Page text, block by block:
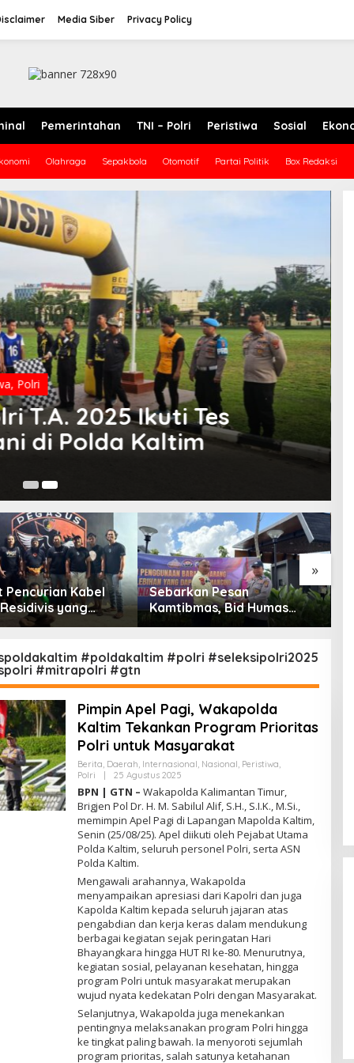
Media Siber Privacy Policy
Pemerintahan TNI – Polri Peristiwa Sosial
Olahraga Sepakbola Otomotif Partai Politik Box Redaksi
, Polri
T.A. 2025 Ikuti Tes
di Polda Kaltim
»
Pencurian Kabel
yang
Kabur Berhasil
Sebarkan Pesan
Kamtibmas, Bid Humas
Polda Kaltim Intensifkan
serta Pembagian Stiker
#poldakaltim #polri #seleksipolri2025
#mitrapolri #gtn
Pimpin Apel Pagi, Wakapolda
Kaltim Tekankan Program Prioritas
Polri untuk Masyarakat
Berita, Daerah, Internasional, Nasional, Peristiwa,
Polri
25 Agustus 2025
L
E
H
R
E
D
A
I
BPN | GTN – Wakapolda Kalimantan Timur,
Brigjen Pol Dr. H. M. Sabilul Alif, S.H., S.I.K., M.Si.,
memimpin Apel Pagi di Lapangan Mapolda Kaltim,
Senin (25/08/25). Apel diikuti oleh Pejabat Utama
Polda Kaltim, seluruh personel Polri, serta ASN
Polda Kaltim.
Mengawali arahannya, Wakapolda
menyampaikan apresiasi dari Kapolri dan juga
Kapolda Kaltim kepada seluruh jajaran atas
pengabdian dan kerja keras dalam mendukung
berbagai kegiatan sejak peringatan Hari
Bhayangkara hingga HUT RI ke-80. Menurutnya,
kegiatan sosial, pelayanan kesehatan, hingga
program Polri untuk masyarakat merupakan
wujud nyata kedekatan Polri dengan Masyarakat.
Selanjutnya, Wakapolda juga menekankan
pentingnya melaksanakan program Polri hingga
ke tingkat paling bawah. Ia menyoroti sejumlah
program prioritas, salah satunya ketahanan
Gelombang OTT Daerah Menguat,
Dzoel SB: KPK Jangan Tebang
Pilih, Sulsel Menunggu
Di Berita, Daerah, Hukum, Internasional,
Kejaksaan, Nasional, Pemerintahan, Peristiwa,
Politik, Polri, Sosial
| 15 Maret 2026